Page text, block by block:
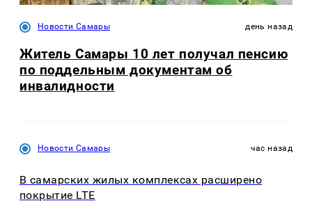
Новости Самары день назад
Житель Самары 10 лет получал пенсию
по поддельным документам об
инвалидности
Новости Самары час назад
В самарских жилых комплексах расширено
покрытие LTE